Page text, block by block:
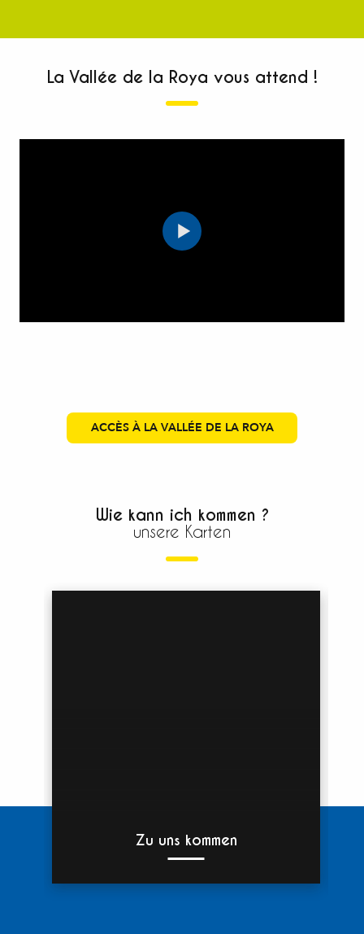
La Vallée de la Roya vous attend !
ACCÈS À LA VALLÉE DE LA ROYA
Wie kann ich kommen ?
unsere Karten
Zu uns kommen